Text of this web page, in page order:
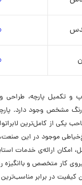
و تکمیل پارچه،
وجود دارد.
یکی از کامل‌ترین
موجود در این
ارائه‌ی خدمات
کار متخصص و باانگیزه
در برابر